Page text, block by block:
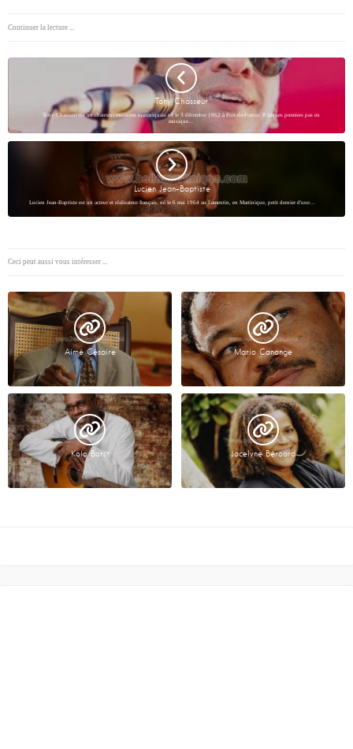
Continuer la lecture ...
Tony Chasseur
Tony Chasseur est un chanteur-musicien martiniquais né le 3 décembre 1962 à Fort-de-France. Il fait ses premiers pas en
musique…
Lucien Jean-Baptiste
Lucien Jean-Baptiste est un acteur et réalisateur français, né le 6 mai 1964 au Lamentin, en Martinique, petit dernier d'une…
Ceci peut aussi vous intéresser ...
Aimé Césaire Mario Canonge
Kolo Barst Jocelyne Béroard